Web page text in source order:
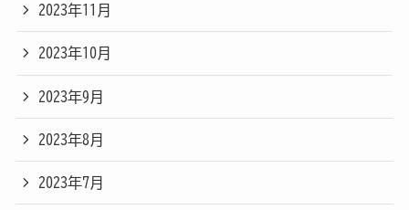
2023年11月
2023年10月
2023年9月
2023年8月
2023年7月